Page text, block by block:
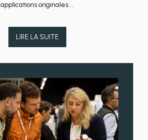
applications originales ...
LIRE LA SUITE